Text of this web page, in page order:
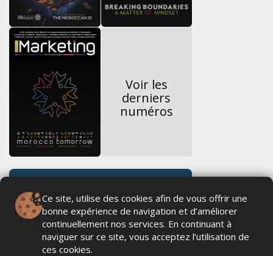
Voir les
derniers
numéros
Ce site, utilise des cookies afin de vous offrir une
bonne expérience de navigation et d’améliorer
continuellement nos services. En continuant à
naviguer sur ce site, vous acceptez l’utilisation de
ces cookies.